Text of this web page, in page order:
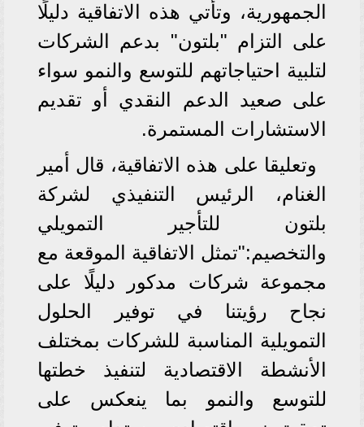
الجمهورية، وتأتي هذه الاتفاقية دليلًا
على التزام "بلتون" بدعم الشركات
لتلبية احتياجاتهم للتوسع والنمو سواء
على صعيد الدعم النقدي أو تقديم
الاستشارات المستمرة.
وتعليقا على هذه الاتفاقية، قال أمير
الغنام، الرئيس التنفيذي لشركة
بلتون للتأجير التمويلي
والتخصيم:"تمثل الاتفاقية الموقعة مع
مجموعة شركات مدكور دليلًا على
نجاح رؤيتنا في توفير الحلول
التمويلية المناسبة للشركات بمختلف
الأنشطة الاقتصادية لتنفيذ خطتها
للتوسع والنمو بما ينعكس على